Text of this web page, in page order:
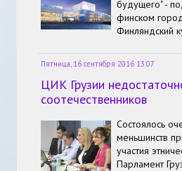
будущего" -
финском
Финляндский
Пятница, 16 сентября 2016 13:07
ЦИК Грузии
соотечественников
Состоялось
меньшинств
участия
Парламент